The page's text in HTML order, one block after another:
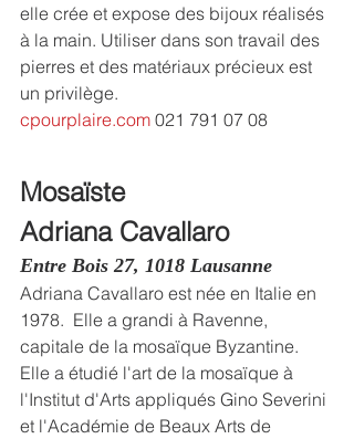
elle crée et expose des bijoux réalisés
à la main. Utiliser dans son travail des
pierres et des matériaux précieux est
un privilège.
cpourplaire.com 021 791 07 08
Mosaïste
Adriana Cavallaro
Entre Bois 27, 1018 Lausanne
Adriana Cavallaro est née en Italie en
1978.  Elle a grandi à Ravenne,
capitale de la mosaïque Byzantine.
Elle a étudié l'art de la mosaïque à
l'Institut d'Arts appliqués Gino Severini
et l'Académie de Beaux Arts de